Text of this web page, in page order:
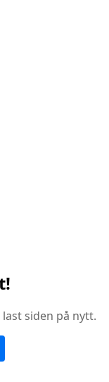
siden på nytt.